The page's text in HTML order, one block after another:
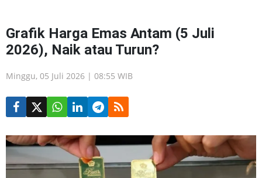
Grafik Harga Emas Antam (5 Juli
2026), Naik atau Turun?
Minggu, 05 Juli 2026 | 08:55 WIB